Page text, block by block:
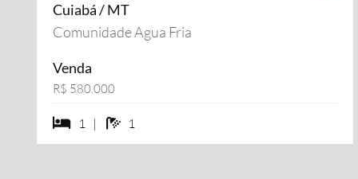
Cuiabá / MT
Comunidade Agua Fria
Venda
R$ 580.000
1 dormiórios
1 | 1 banheiros
1